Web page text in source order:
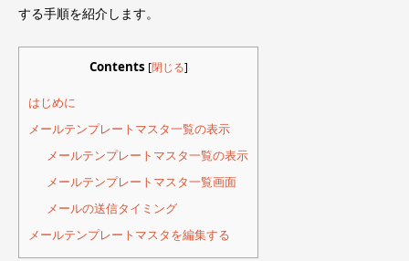
する手順を紹介します。
Contents [閉じる]
はじめに
メールテンプレートマスタ一覧の表示
メールテンプレートマスタ一覧の表示
メールテンプレートマスタ一覧画面
メールの送信タイミング
メールテンプレートマスタを編集する